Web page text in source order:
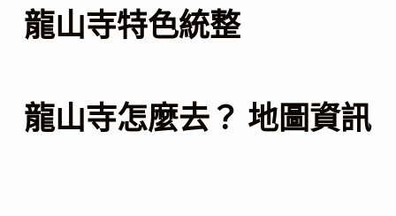
龍山寺特色統整
龍山寺怎麼去？ 地圖資訊